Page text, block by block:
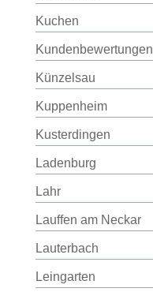
Kuchen
Kundenbewertungen
Künzelsau
Kuppenheim
Kusterdingen
Ladenburg
Lahr
Lauffen am Neckar
Lauterbach
Leingarten